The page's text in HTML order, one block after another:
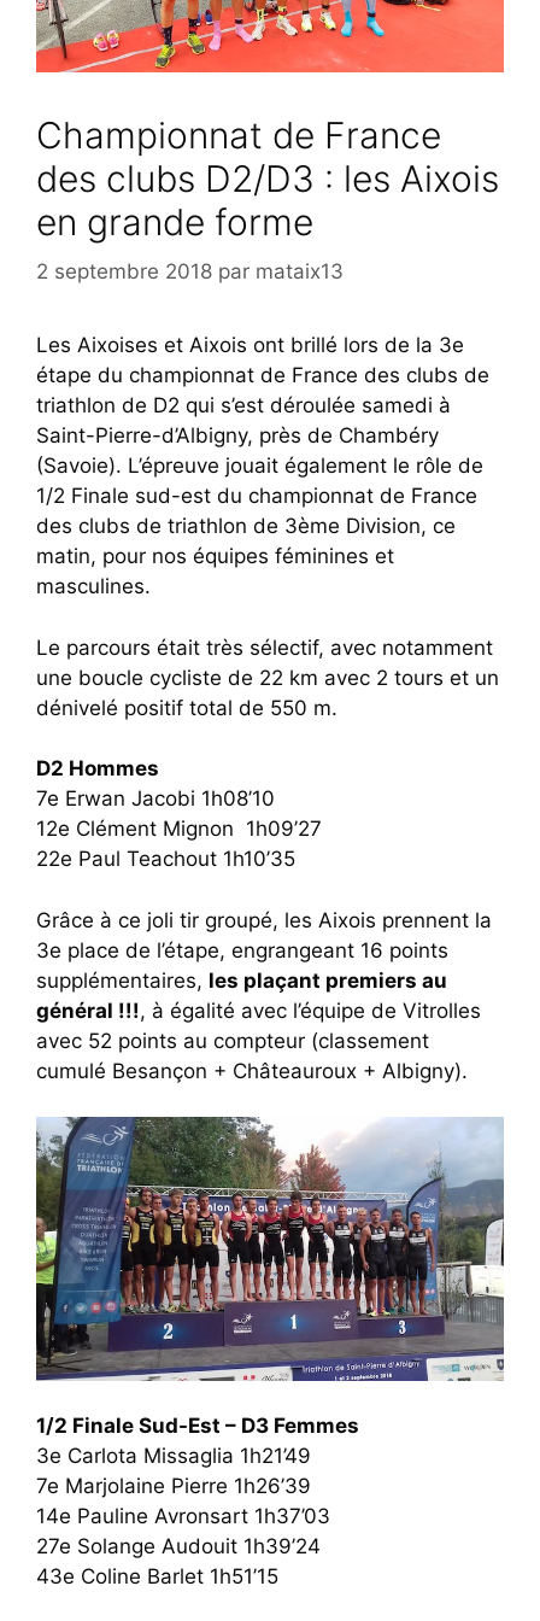
Championnat de France
des clubs D2/D3 : les Aixois
en grande forme
2 septembre 2018 par mataix13
Les Aixoises et Aixois ont brillé lors de la 3e
étape du championnat de France des clubs de
triathlon de D2 qui s’est déroulée samedi à
Saint-Pierre-d’Albigny, près de Chambéry
(Savoie). L’épreuve jouait également le rôle de
1/2 Finale sud-est du championnat de France
des clubs de triathlon de 3ème Division, ce
matin, pour nos équipes féminines et
masculines.
Le parcours était très sélectif, avec notamment
une boucle cycliste de 22 km avec 2 tours et un
dénivelé positif total de 550 m.
D2 Hommes
7e Erwan Jacobi 1h08’10
12e Clément Mignon 1h09’27
22e Paul Teachout 1h10’35
Grâce à ce joli tir groupé, les Aixois prennent la
3e place de l’étape, engrangeant 16 points
supplémentaires, les plaçant premiers au
général !!!, à égalité avec l’équipe de Vitrolles
avec 52 points au compteur (classement
cumulé Besançon + Châteauroux + Albigny).
1/2 Finale Sud-Est – D3 Femmes
3e Carlota Missaglia 1h21’49
7e Marjolaine Pierre 1h26’39
14e Pauline Avronsart 1h37’03
27e Solange Audouit 1h39’24
43e Coline Barlet 1h51’15